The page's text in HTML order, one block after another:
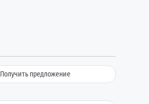
Получить предложение